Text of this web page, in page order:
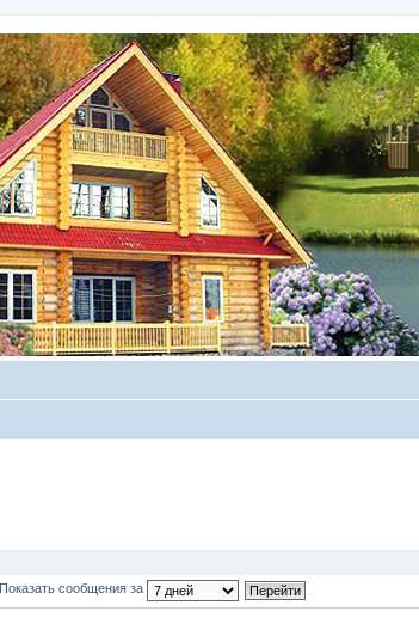
Показать сообщения за